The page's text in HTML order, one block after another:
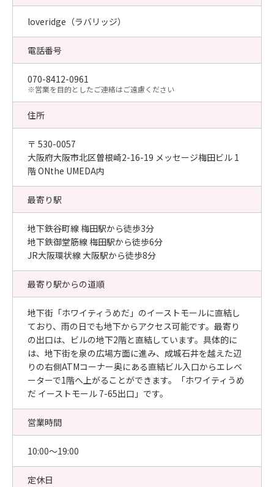
loveridge（ラバリッジ）
電話番号
070-8412-0961
​※営業を目的としたご連絡はご遠慮ください
住所
〒 530-0057
大阪府大阪市北区曽根崎2-16-19 メッセージ梅田ビル 1
階 ONthe UMEDA内
最寄り駅
地下鉄谷町線 梅田駅から徒歩3分
地下鉄御堂筋線 梅田駅から徒歩6分
JR大阪環状線 大阪駅から徒歩8分
最寄り駅からの道順
地下街「ホワイティうめだ」のイーストモールに直結し
ており、雨の日でも地下からアクセス可能です。最寄り
の出口は、ビルの地下2階と直結しています。具体的に
は、地下街を泉の広場方面に進み、成城石井を越えた辺
りの右側ATMコーナー奥にある直結ビル入口からエレベ
ーターで1階へ上がることができます。「ホワイティうめ
だ イーストモール 7-65出口」です。
営業時間
10:00〜19:00
定休日